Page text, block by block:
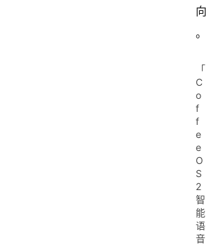
「
C
o
f
f
e
e
O
S
2
智
能
语
音